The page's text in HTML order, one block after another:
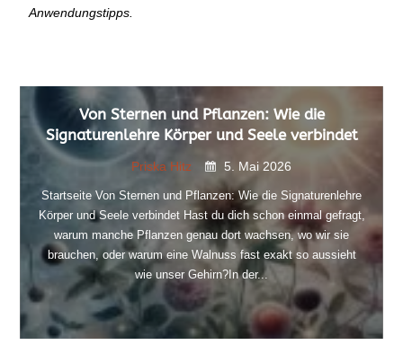
Anwendungstipps.
Von Sternen und Pflanzen: Wie die
Signaturenlehre Körper und Seele verbindet
Priska Hitz 5. Mai 2026
Startseite Von Sternen und Pflanzen: Wie die Signaturenlehre
Körper und Seele verbindet Hast du dich schon einmal gefragt,
warum manche Pflanzen genau dort wachsen, wo wir sie
brauchen, oder warum eine Walnuss fast exakt so aussieht
wie unser Gehirn?In der...